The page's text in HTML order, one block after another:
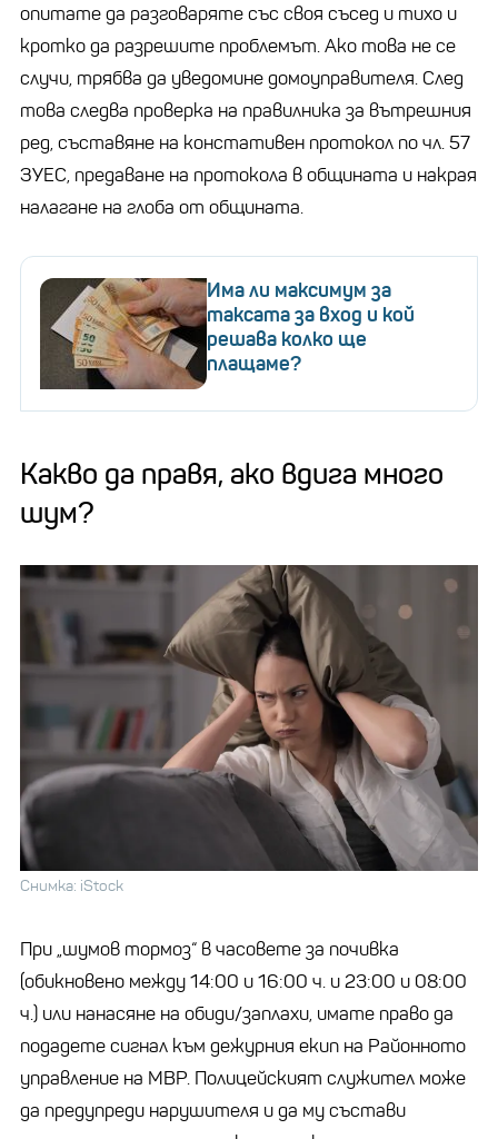
опитате да разговаряте със своя съсед и тихо и
кротко да разрешите проблемът. Ако това не се
случи, трябва да уведомине домоуправителя. След
това следва проверка на правилника за вътрешния
ред, съставяне на констативен протокол по чл. 57
ЗУЕС, предаване на протокола в общината и накрая
налагане на глоба от общината.
Има ли максимум за
таксата за вход и кой
решава колко ще
плащаме?
Какво да правя, ако вдига много
шум?
Снимка: iStock
При „шумов тормоз“ в часовете за почивка
(обикновено между 14:00 и 16:00 ч. и 23:00 и 08:00
ч.) или нанасяне на обиди/заплахи, имате право да
подадете сигнал към дежурния екип на Районното
управление на МВР. Полицейският служител може
да предупреди нарушителя и да му състави